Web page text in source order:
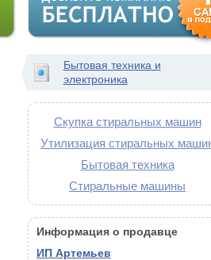
Бытовая техника и
электроника
Скупка стиральных машин
Утилизация стиральных
Бытовая техника
Стиральные машины
Информация о продавце
ИП Артемьев